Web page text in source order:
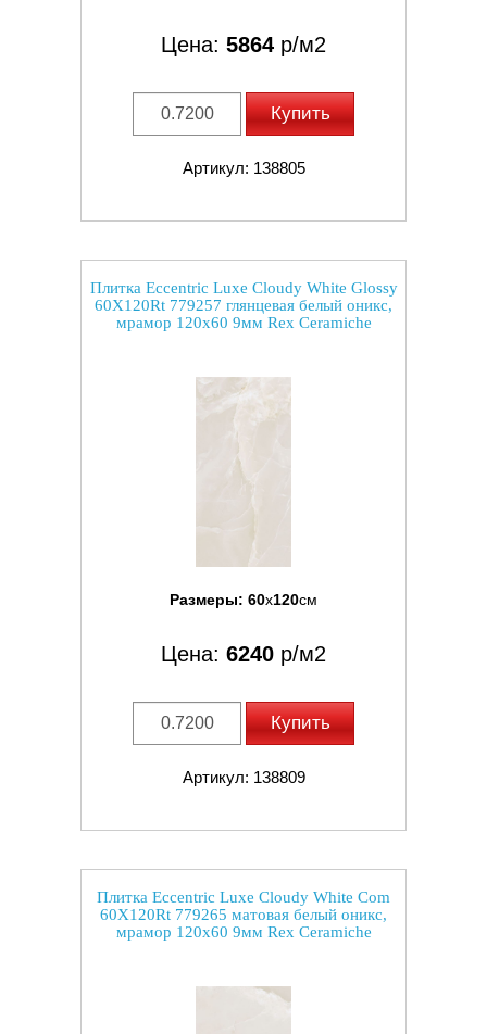
Цена: 5864 р/м2
Купить
Артикул: 138805
Плитка Eccentric Luxe Cloudy White Glossy
60X120Rt 779257 глянцевая белый оникс,
мрамор 120x60 9мм Rex Ceramiche
Размеры: 60x120см
Цена: 6240 р/м2
Купить
Артикул: 138809
Плитка Eccentric Luxe Cloudy White Com
60X120Rt 779265 матовая белый оникс,
мрамор 120x60 9мм Rex Ceramiche